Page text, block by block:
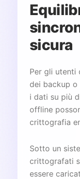
sicura
Per gli utenti
dei backup
i dati su più
offline
crittografia
Sotto un
crittografati
essere